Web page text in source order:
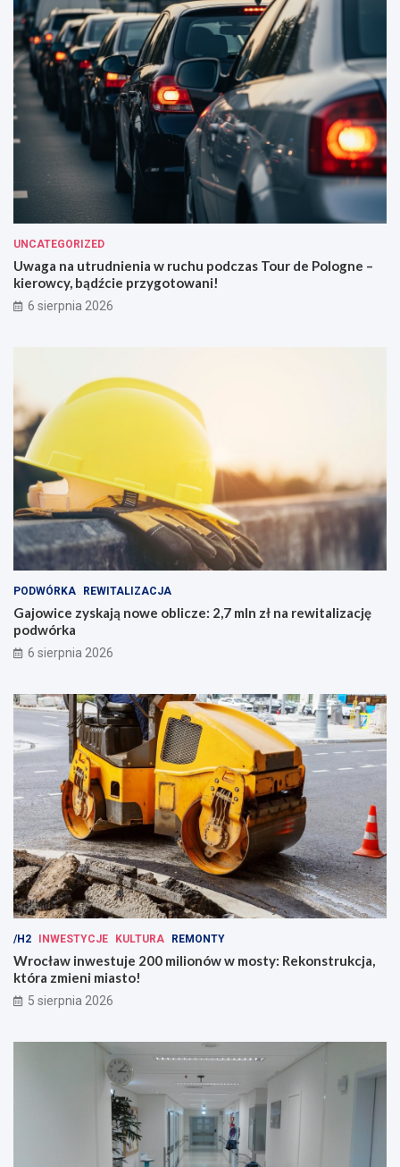
UNCATEGORIZED
Uwaga na utrudnienia w ruchu podczas Tour de Pologne –
kierowcy, bądźcie przygotowani!
6 sierpnia 2026
PODWÓRKA REWITALIZACJA
Gajowice zyskają nowe oblicze: 2,7 mln zł na rewitalizację
podwórka
6 sierpnia 2026
/H2 INWESTYCJE KULTURA REMONTY
Wrocław inwestuje 200 milionów w mosty: Rekonstrukcja,
która zmieni miasto!
5 sierpnia 2026